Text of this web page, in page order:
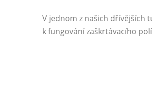
V jednom z našich dřívějších
k fungování zaškrtávacího